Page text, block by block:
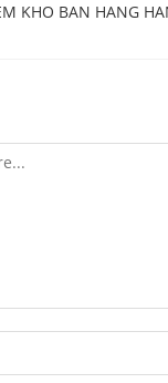
KHO BAN HANG